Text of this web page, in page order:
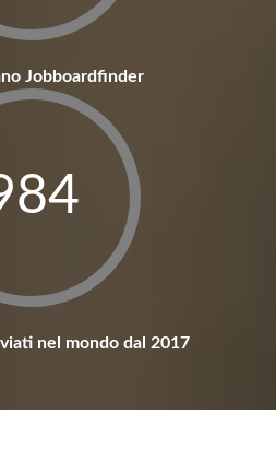
Jobboardfinder
nel mondo dal 2017